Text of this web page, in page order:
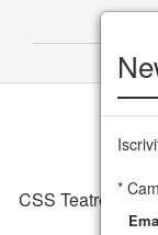
CSS Teatro *